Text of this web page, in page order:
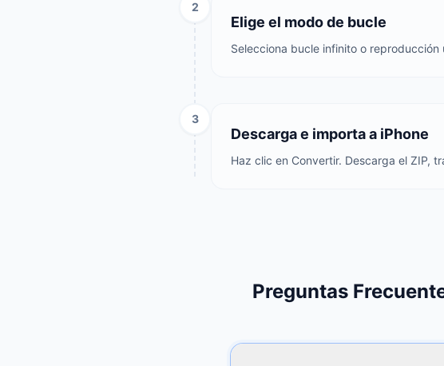
2
Elige el modo de bucle
Selecciona bucle infinito o
3
Descarga e importa a iPhone
Haz clic en Convertir. Descarga el ZIP,
Preguntas